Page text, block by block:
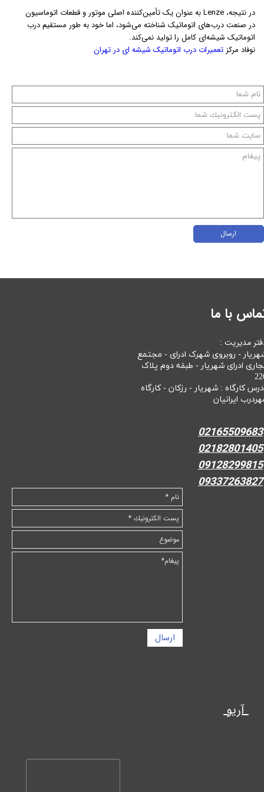
در نتیجه، Lenze به عنوان یک تأمین‌کننده اصلی موتور و قطعات اتوماسیون
در صنعت درب‌های اتوماتیک شناخته می‌شود، اما خود به طور مستقیم درب
اتوماتیک شیشه‌ای کامل را تولید نمی‌کند.
نوفاد مرکزتعمیرات درب اتوماتیک شیشه ای در تهران
ارسال
ارسال
با ما
مدیریت :
- روبروی شهرک ادرای - مجتمع
ادرای شهریار - طبقه دوم پلاک
کارگاه : شهریار - رزکان - کارگاه
ایرانیان
02165509683
02182801405
09128299815
09337263827
آریو